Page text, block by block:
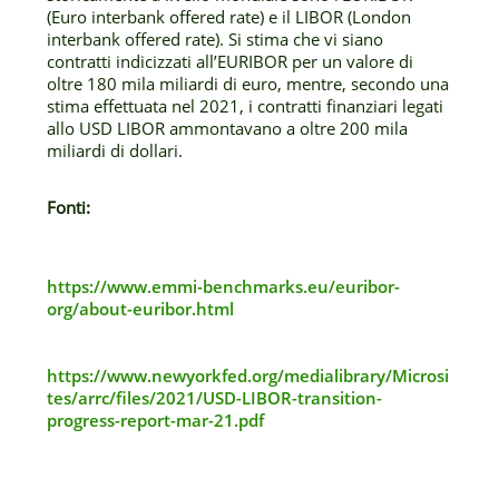
(Euro interbank offered rate) e il LIBOR (London
interbank offered rate). Si stima che vi siano
contratti indicizzati all’EURIBOR per un valore di
oltre 180 mila miliardi di euro, mentre, secondo una
stima effettuata nel 2021, i contratti finanziari legati
allo USD LIBOR ammontavano a oltre 200 mila
miliardi di dollari.
Fonti:
https://www.emmi-benchmarks.eu/euribor-
org/about-euribor.html
https://www.newyorkfed.org/medialibrary/Microsi
tes/arrc/files/2021/USD-LIBOR-transition-
progress-report-mar-21.pdf